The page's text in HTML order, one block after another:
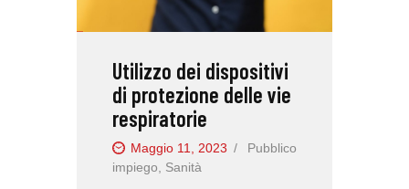
PODCAST CUB
INTERNAZIONALE
RASSEGNA STAMPA
Utilizzo dei dispositivi
di protezione delle vie
respiratorie
Maggio 11, 2023
Pubblico
impiego
Sanità